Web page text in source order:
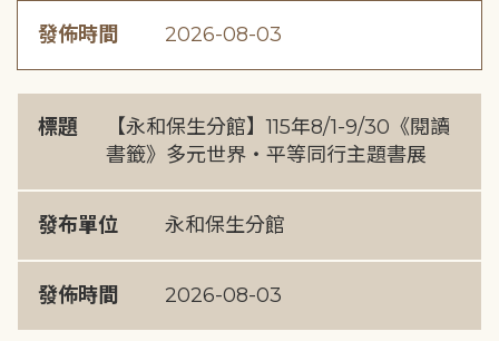
發佈時間 2026-08-03
標題
【永和保生分館】115年8/1-9/30《閱讀
書籤》多元世界・平等同行主題書展
發布單位 永和保生分館
發佈時間 2026-08-03